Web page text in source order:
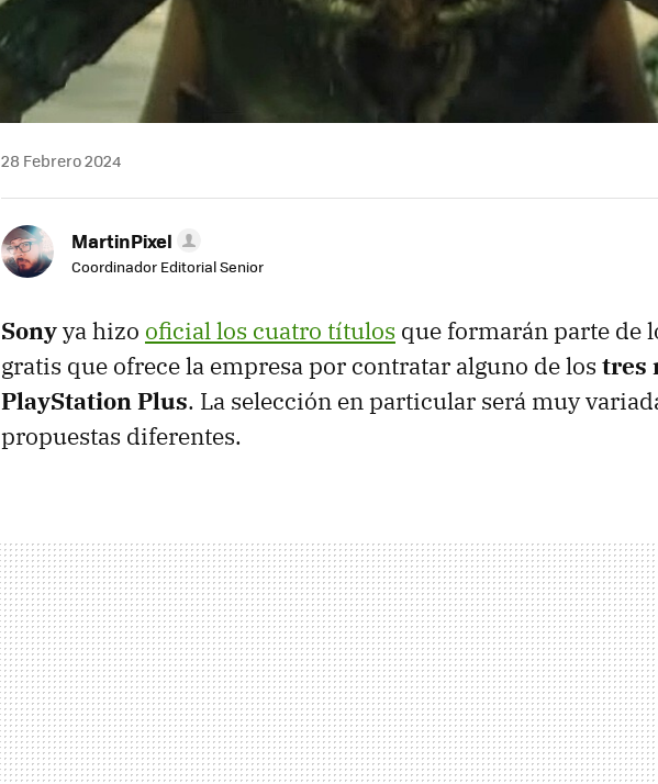
28 Febrero 2024
MartinPixel
Coordinador Editorial Senior
Sonyya hizo oficial los cuatro títulos que formarán parte de
gratis que ofrece la empresa por contratar alguno de los tres
PlayStation Plus. La selección en particular será muy
propuestas diferentes.